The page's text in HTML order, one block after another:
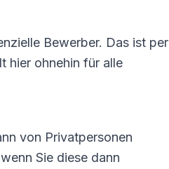
Bewerber. Das ist per
hier ohnehin für alle
von Privatpersonen
Sie diese dann